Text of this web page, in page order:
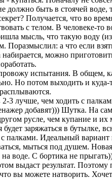
должно быть в стоячей
Получается, что во
с телом. В человеке-
мысль, что такую воду
Поразмыслил: а что если
можно
испытания. В общем,
Но потом выходить и
2-3 лучше, чем ходить с
добавят))) Шутка. На
русле, чем купание и
заряжаться в бутылке,
палками. Идеальный
мыться под душем.
воде. С бортика не
выдаст результат.
вы можете натворить.